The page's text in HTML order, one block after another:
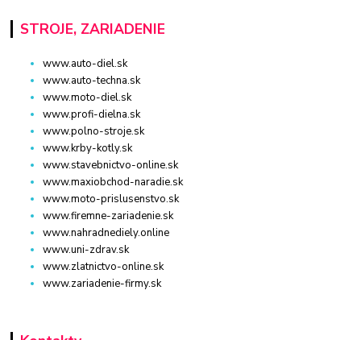
STROJE, ZARIADENIE
www.auto-diel.sk
www.auto-techna.sk
www.moto-diel.sk
www.profi-dielna.sk
www.polno-stroje.sk
www.krby-kotly.sk
www.stavebnictvo-online.sk
www.maxiobchod-naradie.sk
www.moto-prislusenstvo.sk
www.firemne-zariadenie.sk
www.nahradnediely.online
www.uni-zdrav.sk
www.zlatnictvo-online.sk
www.zariadenie-firmy.sk